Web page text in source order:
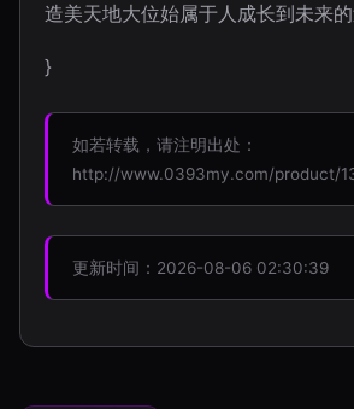
造美天地大位始属于人成长到未来
}
如若转载，请注明出处：
http://www.0393my.com/product/
更新时间：2026-08-06 02:30:39